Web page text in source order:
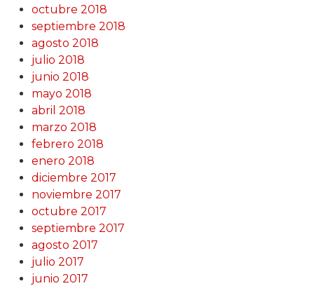
octubre 2018
septiembre 2018
agosto 2018
julio 2018
junio 2018
mayo 2018
abril 2018
marzo 2018
febrero 2018
enero 2018
diciembre 2017
noviembre 2017
octubre 2017
septiembre 2017
agosto 2017
julio 2017
junio 2017